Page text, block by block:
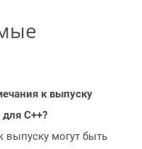
к выпуску
C++?
могут быть